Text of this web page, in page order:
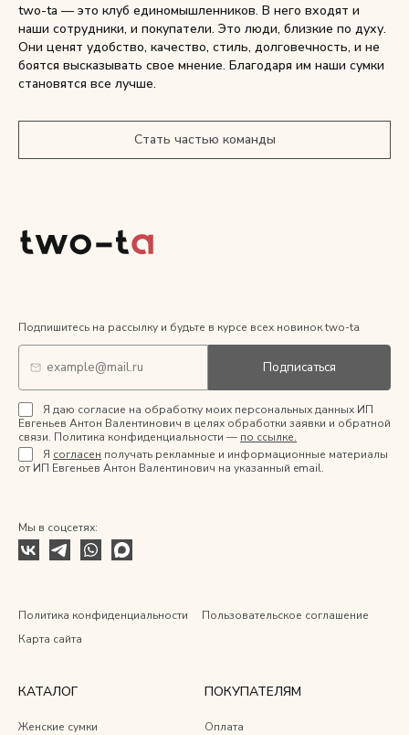
two-ta — это клуб единомышленников. В него входят и
наши сотрудники, и покупатели. Это люди, близкие по духу.
Они ценят удобство, качество, стиль, долговечность, и не
боятся высказывать свое мнение. Благодаря им наши сумки
становятся все лучше.
Стать частью команды
Подпишитесь на рассылку и будьте в курсе всех новинок two-ta
Подписаться
Я даю согласие на обработку моих персональных данных ИП
Евгеньев Антон Валентинович в целях обработки заявки и обратной
связи. Политика конфиденциальности — по ссылке.
Я согласен получать рекламные и информационные материалы
от ИП Евгеньев Антон Валентинович на указанный email.
Мы в соцсетях:
Политика конфиденциальности
Пользовательское соглашение
Карта сайта
КАТАЛОГ
Женские сумки
ПОКУПАТЕЛЯМ
Оплата